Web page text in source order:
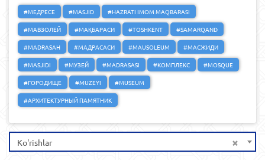
#МЕДРЕСЕ #MASJID
#HAZRATI IMOM MAQBARASI
#МАВЗОЛЕЙ
#МАҚБАРАСИ #TOSHKENT
#SAMARQAND
#MADRASAH
#МАДРАСАСИ #MAUSOLEUM
#МАСЖИДИ
#MASJIDI
#МУЗЕЙ #MADRASASI #КОМПЛЕКС
#MOSQUE
#ГОРОДИЩЕ
#MUZEYI
#MUSEUM
#АРХИТЕКТУРНЫЙ ПАМЯТНИК
×
Ko'rishlar